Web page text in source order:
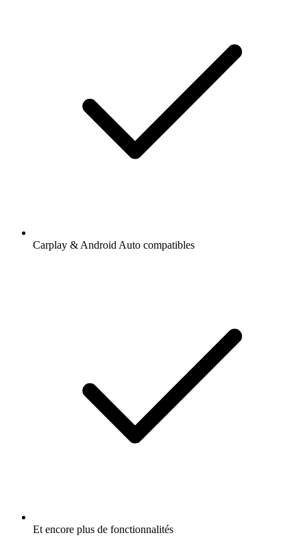
Carplay & Android Auto compatibles
Et encore plus de fonctionnalités